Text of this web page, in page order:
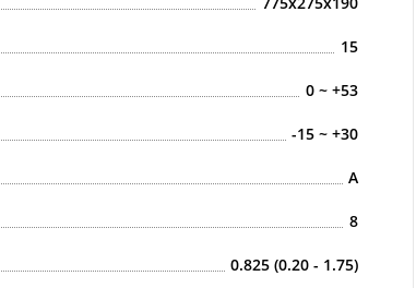
15
0 ~ +53
-15 ~ +30
A
8
0.825 (0.20 - 1.75)